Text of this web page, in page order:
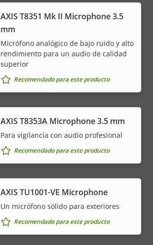
AXIS T8351 Mk II Microphone 3.5
mm
Micrófono analógico de bajo ruido y alto
rendimiento para un audio de calidad
superior
Recomendado para este producto
AXIS T8353A Microphone 3.5 mm
Para vigilancia con audio profesional
Recomendado para este producto
AXIS TU1001-VE Microphone
Un micrófono sólido para exteriores
Recomendado para este producto